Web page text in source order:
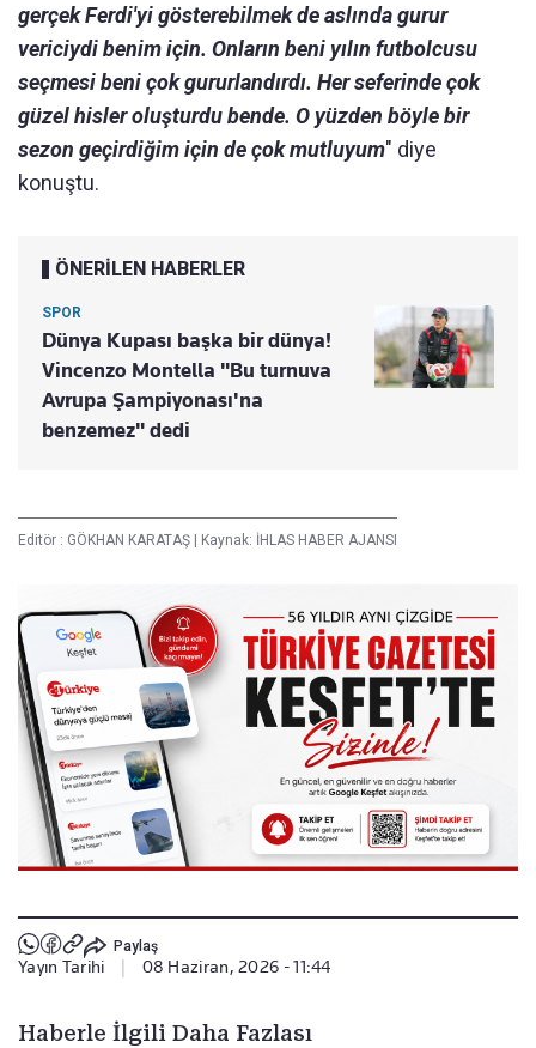
gerçek Ferdi'yi gösterebilmek de aslında gurur
vericiydi benim için. Onların beni yılın futbolcusu
seçmesi beni çok gururlandırdı. Her seferinde çok
güzel hisler oluşturdu bende. O yüzden böyle bir
sezon geçirdiğim için de çok mutluyum" diye
konuştu.
ÖNERİLEN HABERLER
SPOR
Dünya Kupası başka bir dünya!
Vincenzo Montella "Bu turnuva
Avrupa Şampiyonası'na
benzemez" dedi
Editör : GÖKHAN KARATAŞ | Kaynak: İHLAS HABER AJANSI
Paylaş
Yayın Tarihi 08 Haziran, 2026 - 11:44
Haberle İlgili Daha Fazlası